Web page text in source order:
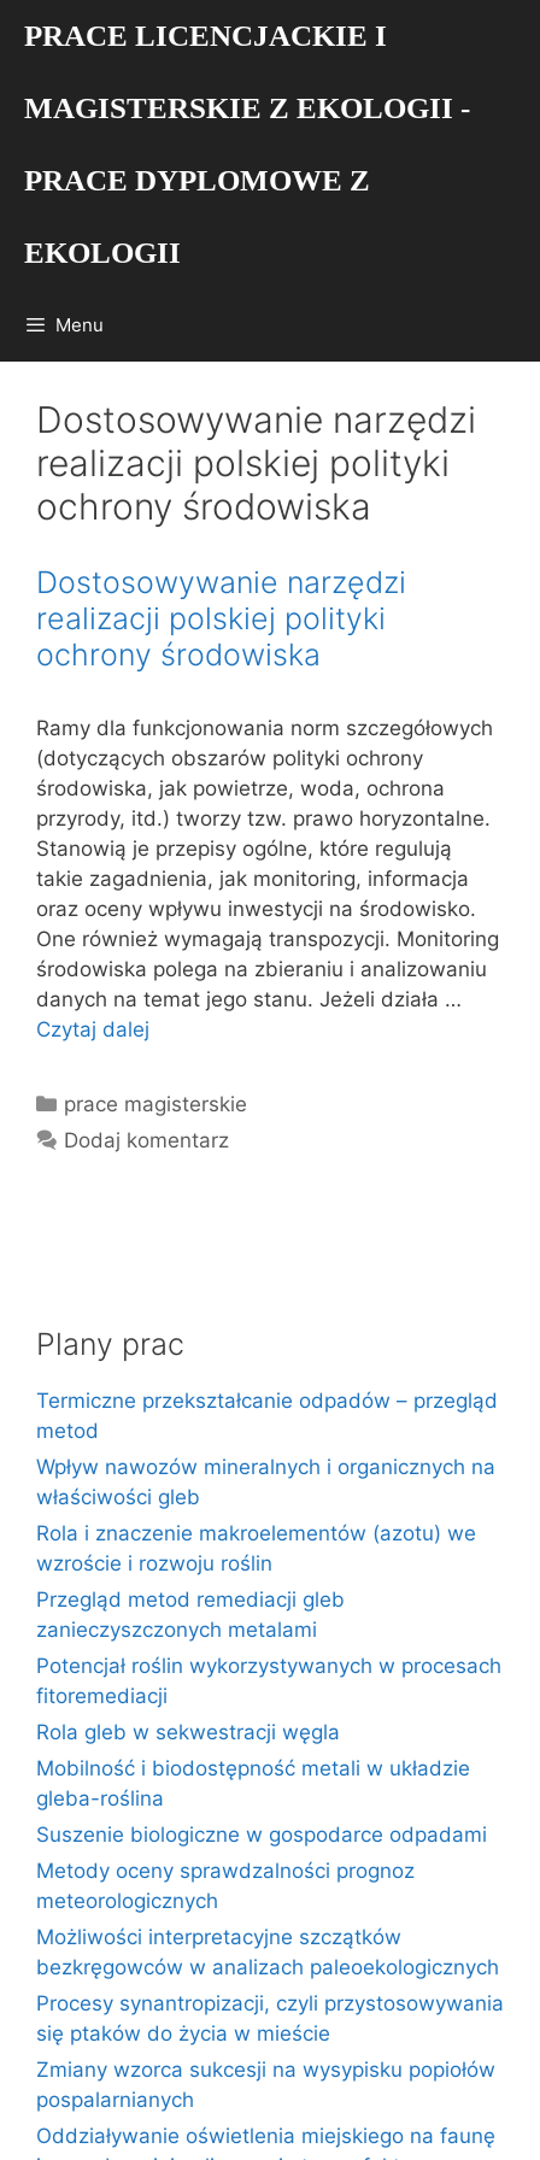
PRACE LICENCJACKIE I
MAGISTERSKIE Z EKOLOGII -
PRACE DYPLOMOWE Z
EKOLOGII
Menu
Dostosowywanie narzędzi
realizacji polskiej polityki
ochrony środowiska
Dostosowywanie narzędzi
realizacji polskiej polityki
ochrony środowiska
Ramy dla funkcjonowania norm szczegółowych
(dotyczących obszarów polityki ochrony
środowiska, jak powietrze, woda, ochrona
przyrody, itd.) tworzy tzw. prawo horyzontalne.
Stanowią je przepisy ogólne, które regulują
takie zagadnienia, jak monitoring, informacja
oraz oceny wpływu inwestycji na środowisko.
One również wymagają transpozycji. Monitoring
środowiska polega na zbieraniu i analizowaniu
danych na temat jego stanu. Jeżeli działa …
Czytaj dalej
Kategorie
prace magisterskie
Dodaj komentarz
Plany prac
Termiczne przekształcanie odpadów – przegląd
metod
Wpływ nawozów mineralnych i organicznych na
właściwości gleb
Rola i znaczenie makroelementów (azotu) we
wzroście i rozwoju roślin
Przegląd metod remediacji gleb
zanieczyszczonych metalami
Potencjał roślin wykorzystywanych w procesach
fitoremediacji
Rola gleb w sekwestracji węgla
Mobilność i biodostępność metali w układzie
gleba-roślina
Suszenie biologiczne w gospodarce odpadami
Metody oceny sprawdzalności prognoz
meteorologicznych
Możliwości interpretacyjne szczątków
bezkręgowców w analizach paleoekologicznych
Procesy synantropizacji, czyli przystosowywania
się ptaków do życia w mieście
Zmiany wzorca sukcesji na wysypisku popiołów
pospalarnianych
Oddziaływanie oświetlenia miejskiego na faunę